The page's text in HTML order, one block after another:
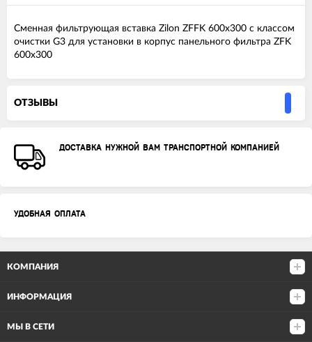
Сменная фильтрующая вставка Zilon ZFFK 600x300 с классом
очистки G3 для установки в корпус панельного фильтра ZFK
600x300
ОТЗЫВЫ
ДОСТАВКА НУЖНОЙ ВАМ ТРАНСПОРТНОЙ КОМПАНИЕЙ
УДОБНАЯ ОПЛАТА
КОМПАНИЯ
ИНФОРМАЦИЯ
МЫ В СЕТИ